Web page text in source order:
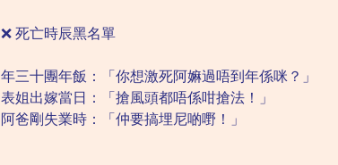
❌ 死亡時辰黑名單
年三十團年飯：「你想激死阿嫲過唔到年係咪？」
表姐出嫁當日：「搶風頭都唔係咁搶法！」
阿爸剛失業時：「仲要搞埋尼啲嘢！」